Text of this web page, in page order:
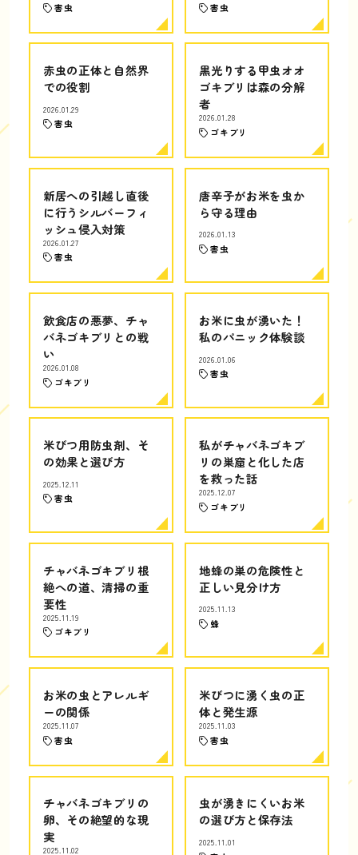
害虫 害虫
赤虫の正体と自然界
での役割
2026.01.29
害虫
黒光りする甲虫オオ
ゴキブリは森の分解
者
2026.01.28
ゴキブリ
新居への引越し直後
に行うシルバーフィ
ッシュ侵入対策
2026.01.27
害虫
唐辛子がお米を虫か
ら守る理由
2026.01.13
害虫
飲食店の悪夢、チャ
バネゴキブリとの戦
い
2026.01.08
ゴキブリ
お米に虫が湧いた！
私のパニック体験談
2026.01.06
害虫
米びつ用防虫剤、そ
の効果と選び方
2025.12.11
害虫
私がチャバネゴキブ
リの巣窟と化した店
を救った話
2025.12.07
ゴキブリ
チャバネゴキブリ根
絶への道、清掃の重
要性
2025.11.19
ゴキブリ
地蜂の巣の危険性と
正しい見分け方
2025.11.13
蜂
お米の虫とアレルギ
ーの関係
2025.11.07
害虫
米びつに湧く虫の正
体と発生源
2025.11.03
害虫
チャバネゴキブリの
卵、その絶望的な現
実
2025.11.02
虫が湧きにくいお米
の選び方と保存法
2025.11.01